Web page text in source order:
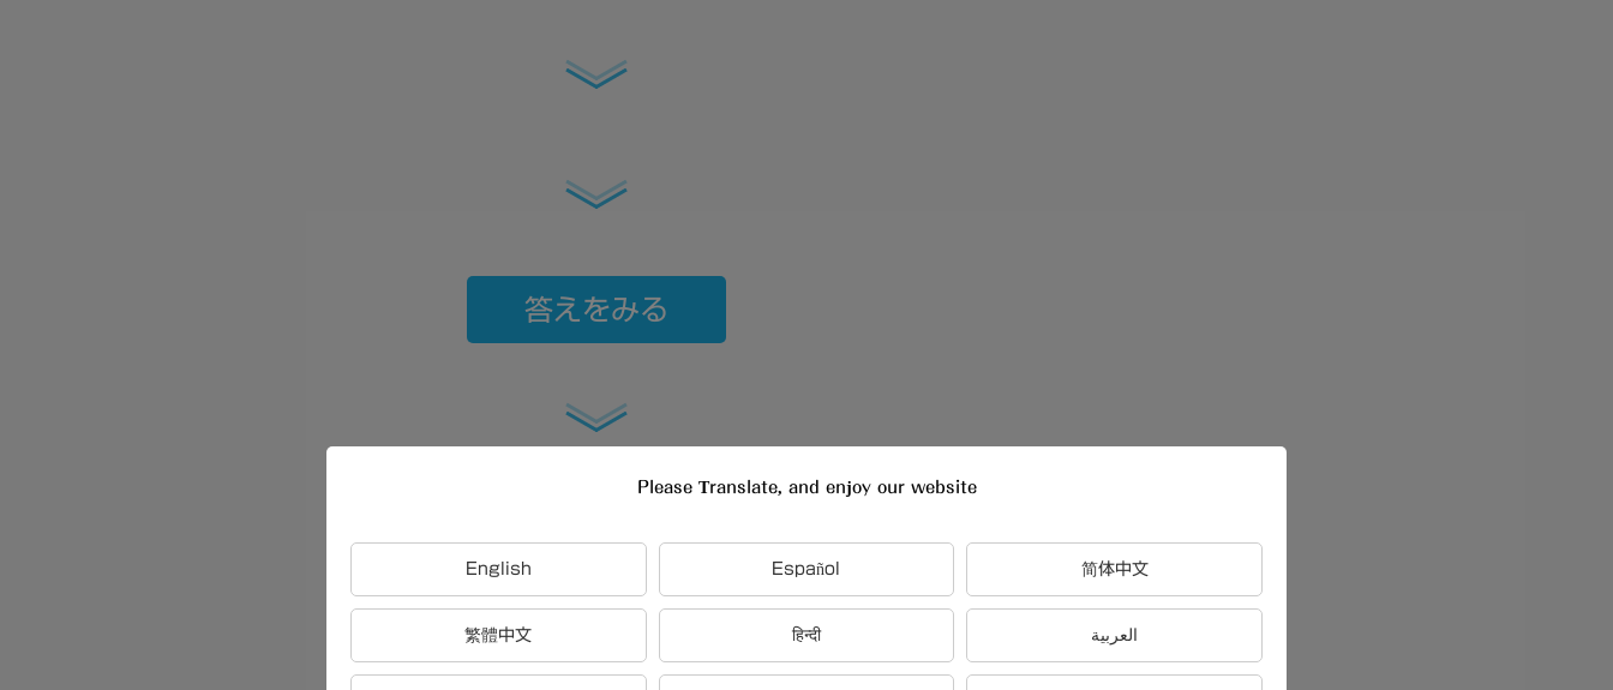
答えをみる
Please Translate, and enjoy our website
English Español 简体中文
繁體中文 हिन्दी العربية